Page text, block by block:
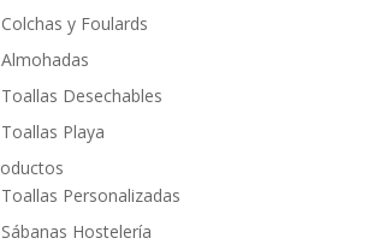
Colchas y Foulards
Almohadas
Toallas Desechables
Toallas Playa
Toallas Personalizadas
Sábanas Hostelería